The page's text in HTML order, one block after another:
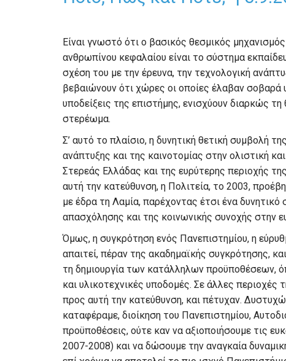
Είναι γνωστό ότι ο βασικός θεσμικός
ανθρωπίνου κεφαλαίου είναι το σύστημα
σχέση του με την έρευνα, την τεχνολογική
βεβαιώνουν ότι χώρες οι οποίες έλαβαν σοβαρά
υποδείξεις της επιστήμης, ενισχύουν διαρκώς
στερέωμα.
Σ’ αυτό το πλαίσιο, η δυνητική θετική συμβολή
ανάπτυξης και της καινοτομίας στην ολιστική
Στερεάς Ελλάδας και της ευρύτερης περιοχής
αυτή την κατεύθυνση, η Πολιτεία, το 2003,
με έδρα τη Λαμία, παρέχοντας έτσι ένα
απασχόλησης και της κοινωνικής συνοχής στην
Όμως, η συγκρότηση ενός Πανεπιστημίου, η
απαιτεί, πέραν της ακαδημαϊκής συγκρότησης,
τη δημιουργία των κατάλληλων προϋποθέσεων,
και υλικοτεχνικές υποδομές. Σε άλλες
προς αυτή την κατεύθυνση, και πέτυχαν.
καταφέραμε, διοίκηση του Πανεπιστημίου,
προϋποθέσεις, ούτε καν να αξιοποιήσουμε τις
2007-2008) και να δώσουμε την αναγκαία